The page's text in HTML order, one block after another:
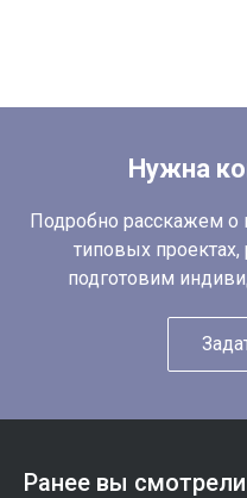
Нужна
Подробно расскажем о
типовых проектах,
подготовим
Ранее вы смотрели